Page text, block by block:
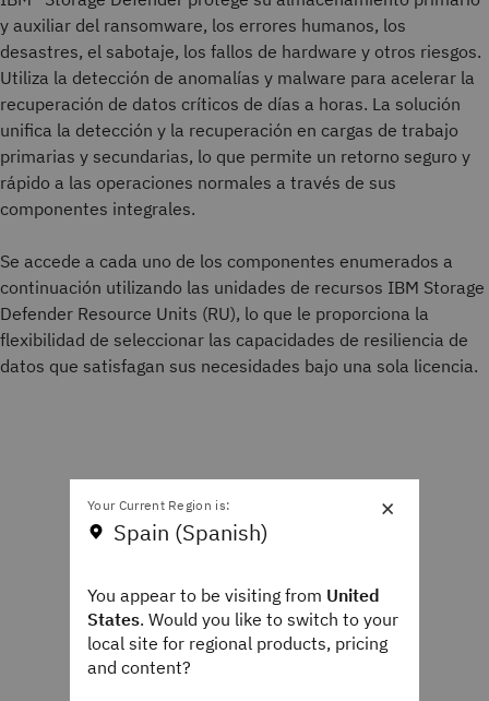
y auxiliar del ransomware, los errores humanos, los
desastres, el sabotaje, los fallos de hardware y otros riesgos.
Utiliza la detección de anomalías y malware para acelerar la
recuperación de datos críticos de días a horas. La solución
unifica la detección y la recuperación en cargas de trabajo
primarias y secundarias, lo que permite un retorno seguro y
rápido a las operaciones normales a través de sus
componentes integrales.
Se accede a cada uno de los componentes enumerados a
continuación utilizando las unidades de recursos IBM Storage
Defender Resource Units (RU), lo que le proporciona la
flexibilidad de seleccionar las capacidades de resiliencia de
datos que satisfagan sus necesidades bajo una sola licencia.
×
Your Current Region is:
Spain (Spanish)
You appear to be visiting from United
States. Would you like to switch to your
local site for regional products, pricing
and content?